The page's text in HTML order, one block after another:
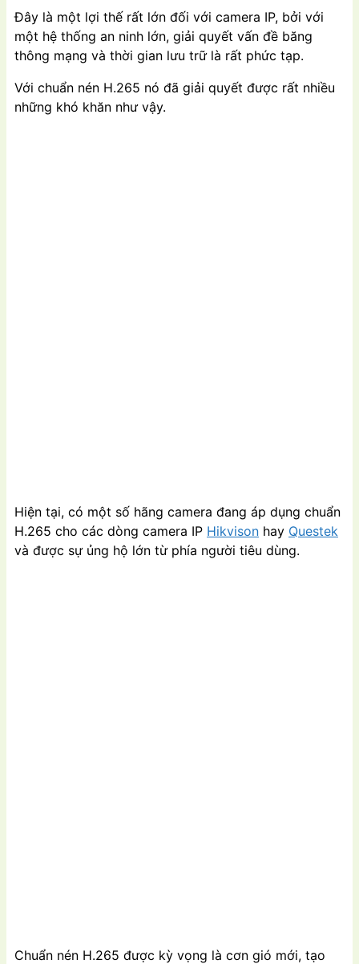
Đây là một lợi thế rất lớn đối với camera IP, bởi với
một hệ thống an ninh lớn, giải quyết vấn đề băng
thông mạng và thời gian lưu trữ là rất phức tạp.
Với chuẩn nén H.265 nó đã giải quyết được rất nhiều
những khó khăn như vậy.
Hiện tại, có một số hãng camera đang áp dụng chuẩn
H.265 cho các dòng camera IP Hikvison hay Questek
và được sự ủng hộ lớn từ phía người tiêu dùng.
Chuẩn nén H.265 được kỳ vọng là cơn gió mới, tạo